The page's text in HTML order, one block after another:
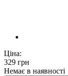
Ціна:
329 грн
Немає в наявності